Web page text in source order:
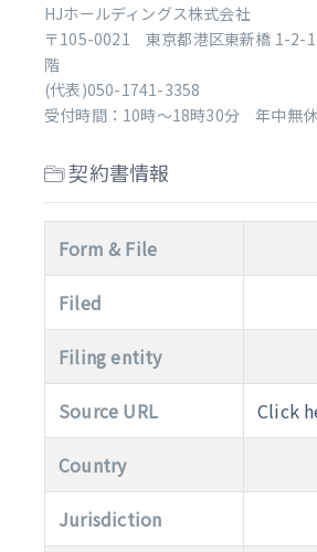
HJホールディングス株式会社
〒105-0021 東京都港区東新橋 1-2-
階
(代表)050-1741-3358
受付時間：10時～18時30分 年中無休
契約書情報
Form & File
Filed
Filing entity
Source URL Click
Country
Jurisdiction